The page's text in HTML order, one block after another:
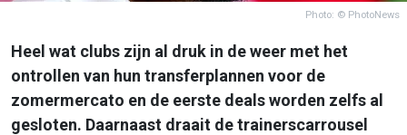
Photo: © PhotoNews
Heel wat clubs zijn al druk in de weer met het
ontrollen van hun transferplannen voor de
zomermercato en de eerste deals worden zelfs al
gesloten. Daarnaast draait de trainerscarrousel